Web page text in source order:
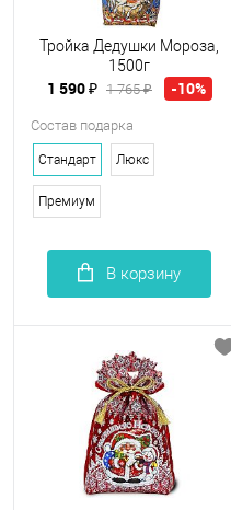
Тройка Дедушки Мороза,
1500г
1 590 ₽ 1 765 ₽ -10%
Состав подарка
Стандарт Люкс
Премиум
В корзину